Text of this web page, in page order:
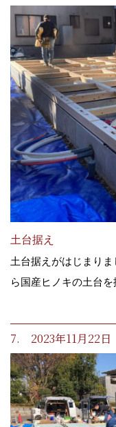
土台据え
土台据えがはじまり
ら国産ヒノキの土台
7. 2023年11月22日